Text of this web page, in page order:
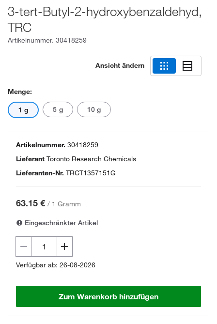
3-tert-Butyl-2-hydroxybenzaldehyd,
TRC
Artikelnummer. 30418259
Ansicht ändern
Menge:
1 g 5 g 10 g
Artikelnummer. 30418259
Lieferant Toronto Research Chemicals
Lieferanten-Nr. TRCT1357151G
63.15 € / 1 Gramm
Eingeschränkter Artikel
Verfügbar ab: 26-08-2026
Zum Warenkorb hinzufügen